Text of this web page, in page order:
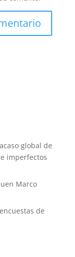
global de
imperfectos
Marco
de